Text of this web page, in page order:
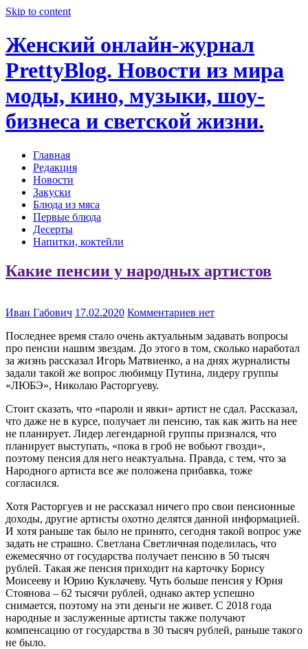
Skip to content
Женский онлайн-журнал
PrettyBlog. Новости из мира
моды, кино, музыки, шоу-
бизнеса и светской жизни.
Главная
Редакция
Новости
Закуски
Блюда из мяса
Первые блюда
Десерты
Напитки, коктейли
Какие пенсии у народных артистов
Иван Габович 17.02.2020 Комментариев нет
Последнее время стало очень актуальным задавать вопросы
про пенсии нашим звездам. До этого в том, сколько наработал
за жизнь рассказал Игорь Матвиенко, а на днях журналисты
задали такой же вопрос любимцу Путина, лидеру группы
«ЛЮБЭ», Николаю Расторгуеву.
Стоит сказать, что «пароли и явки» артист не сдал. Рассказал,
что даже не в курсе, получает ли пенсию, так как жить на нее
не планирует. Лидер легендарной группы признался, что
планирует выступать, «пока в гроб не вобьют гвозди»,
поэтому пенсия для него неактуальна. Правда, с тем, что за
Народного артиста все же положена прибавка, тоже
согласился.
Хотя Расторгуев и не рассказал ничего про свои пенсионные
доходы, другие артисты охотно делятся данной информацией.
И хотя раньше так было не принято, сегодня такой вопрос уже
задать не страшно. Светлана Светличная поделилась, что
ежемесячно от государства получает пенсию в 50 тысяч
рублей. Такая же пенсия приходит на карточку Борису
Моисееву и Юрию Куклачеву. Чуть больше пенсия у Юрия
Стоянова – 62 тысячи рублей, однако актер успешно
снимается, поэтому на эти деньги не живет. С 2018 года
народные и заслуженные артисты также получают
компенсацию от государства в 30 тысяч рублей, раньше такого
не было.